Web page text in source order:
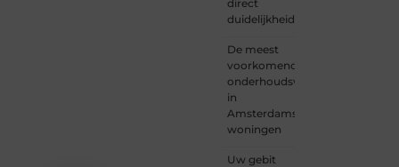
direct
duidelijkheid
De meest
voorkomende
onderhoudswerkzaamheden
in
Amsterdamse
woningen
Uw gebit